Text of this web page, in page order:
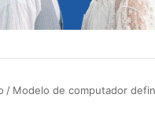
/ Modelo de computador